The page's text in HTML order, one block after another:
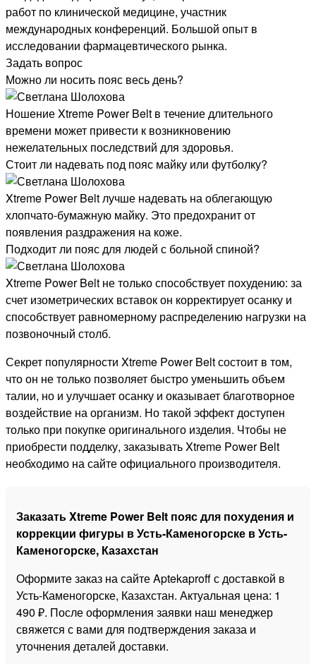
работ по клинической медицине, участник
международных конференций. Большой опыт в
исследовании фармацевтического рынка.
Задать вопрос
Можно ли носить пояс весь день?
Ношение Xtreme Power Belt в течение длительного
времени может привести к возникновению
нежелательных последствий для здоровья.
Стоит ли надевать под пояс майку или футболку?
Xtreme Power Belt лучше надевать на облегающую
хлопчато-бумажную майку. Это предохранит от
появления раздражения на коже.
Подходит ли пояс для людей с больной спиной?
Xtreme Power Belt не только способствует похудению: за
счет изометрических вставок он корректирует осанку и
способствует равномерному распределению нагрузки на
позвоночный столб.
Секрет популярности Xtreme Power Belt состоит в том,
что он не только позволяет быстро уменьшить объем
талии, но и улучшает осанку и оказывает благотворное
воздействие на организм. Но такой эффект доступен
только при покупке оригинального изделия. Чтобы не
приобрести подделку, заказывать Xtreme Power Belt
необходимо на сайте официального производителя.
Заказать Xtreme Power Belt пояс для похудения и
коррекции фигуры в Усть-Каменогорске в Усть-
Каменогорске, Казахстан
Оформите заказ на сайте Aptekaproff с доставкой в
Усть-Каменогорске, Казахстан. Актуальная цена: 1
490 ₽. После оформления заявки наш менеджер
свяжется с вами для подтверждения заказа и
уточнения деталей доставки.